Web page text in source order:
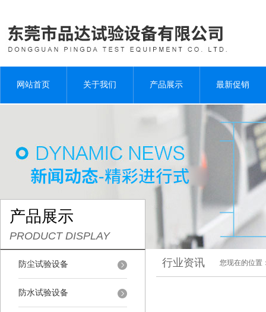
网站首页 关于我们 产品展示 最新促销
产品展示
PRODUCT DISPLAY
防尘试验设备
防水试验设备
行业资讯 您现在的位置